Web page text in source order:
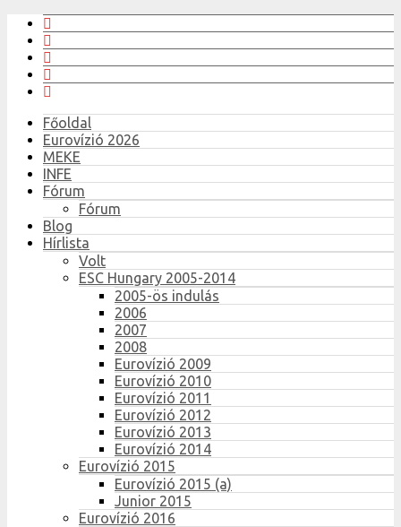
Főoldal
Eurovízió 2026
MEKE
INFE
Fórum
Fórum
Blog
Hírlista
Volt
ESC Hungary 2005-2014
2005-ös indulás
2006
2007
2008
Eurovízió 2009
Eurovízió 2010
Eurovízió 2011
Eurovízió 2012
Eurovízió 2013
Eurovízió 2014
Eurovízió 2015
Eurovízió 2015 (a)
Junior 2015
Eurovízió 2016